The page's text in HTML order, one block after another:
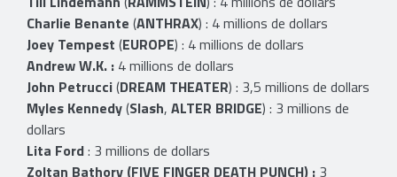
Charlie Benante (ANTHRAX) : 4 millions de dollars
Joey Tempest (EUROPE) : 4 millions de dollars
Andrew W.K. : 4 millions de dollars
John Petrucci(DREAM THEATER) : 3,5 millions de dollars
Myles Kennedy(Slash, ALTER BRIDGE) : 3 millions de
dollars
Lita Ford: 3 millions de dollars
Zoltan Bathory (FIVE FINGER DEATH PUNCH) : 3